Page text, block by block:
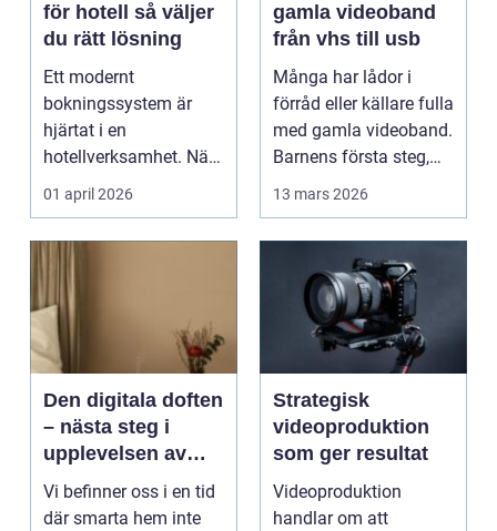
för hotell så väljer
du rätt lösning
Ett modernt
bokningssystem är
hjärtat i en
hotellverksamhet. När
bokningar,
incheckning,
betalningar...
01 april 2026
gamla videoband
från vhs till usb
Många har lådor i
förråd eller källare fulla
med gamla videoband.
Barnens första steg,
släktkalas, s...
13 mars 2026
Den digitala doften
– nästa steg i
upplevelsen av
smarta hem
Vi befinner oss i en tid
där smarta hem inte
Strategisk
videoproduktion
som ger resultat
Videoproduktion
handlar om att